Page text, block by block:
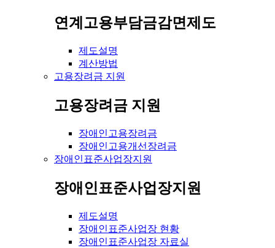
연계고용부담금감면제도
제도설명
계산방법
고용장려금 지원
고용장려금 지원
장애인고용장려금
장애인고용개선장려금
장애인표준사업장지원
장애인표준사업장지원
제도설명
장애인표준사업장 현황
장애인표준사업장 자료실